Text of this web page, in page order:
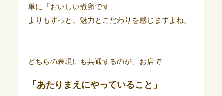
単に「おいしい煮卵です」
よりもずっと、魅力とこだわりを感じますよね。
どちらの表現にも共通するのが、お店で
「あたりまえにやっていること」